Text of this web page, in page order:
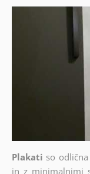
Plakati so
in z minimalnimi